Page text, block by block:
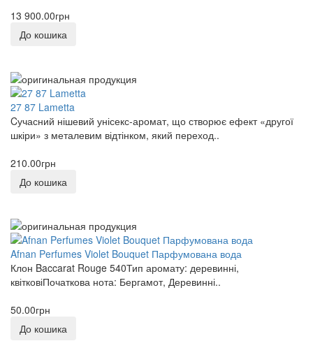
13 900.00грн
До кошика
27 87 Lametta
Cучасний нішевий унісекс-аромат, що створює ефект «другої
шкіри» з металевим відтінком, який переход..
210.00грн
До кошика
Afnan Perfumes Violet Bouquet Парфумована вода
Клон Baccarat Rouge 540Тип аромату: деревинні,
квітковіПочаткова нота: Бергамот, Деревинні..
50.00грн
До кошика